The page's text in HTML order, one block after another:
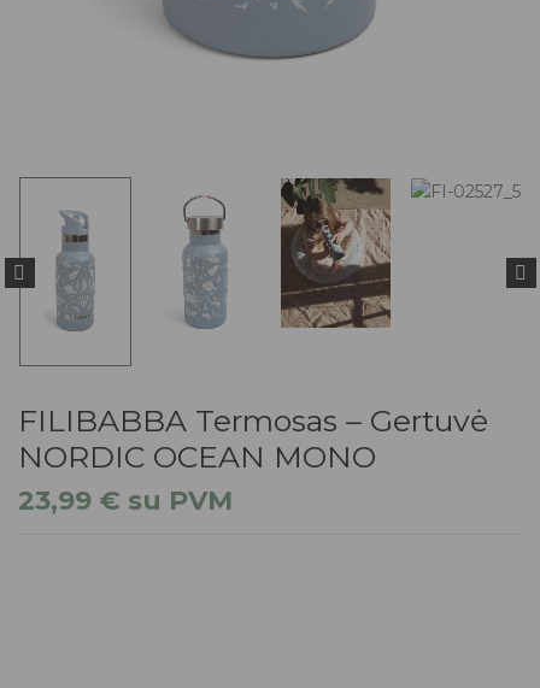
FILIBABBA Termosas – Gertuvė
NORDIC OCEAN MONO
23,99 € su PVM